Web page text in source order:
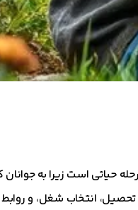
حیاتی است زیرا به
تحصیل، انتخاب شغل، و روابط